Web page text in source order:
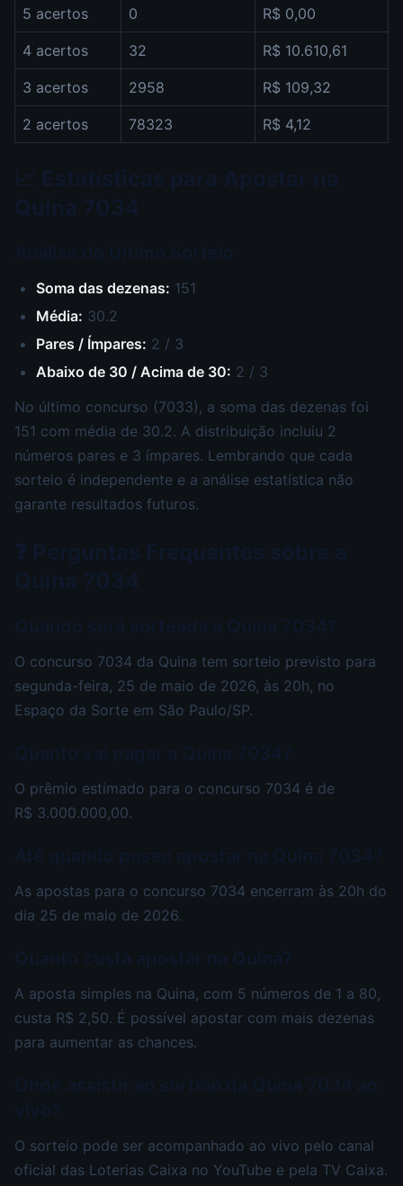
5 acertos 0 R$ 0,00
4 acertos 32 R$ 10.610,61
3 acertos 2958 R$ 109,32
2 acertos 78323 R$ 4,12
Soma das dezenas: 151
Média: 30.2
Pares / Ímpares: 2 / 3
Abaixo de 30 / Acima de 30: 2 / 3
No último concurso (7033), a soma das dezenas foi
151 com média de 30.2. A distribuição incluiu 2
números pares e 3 ímpares. Lembrando que cada
sorteio é independente e a análise estatística não
garante resultados futuros.
O concurso 7034 da Quina tem sorteio previsto para
segunda-feira, 25 de maio de 2026, às 20h, no
Espaço da Sorte em São Paulo/SP.
O prêmio estimado para o concurso 7034 é de
R$ 3.000.000,00.
As apostas para o concurso 7034 encerram às 20h do
dia 25 de maio de 2026.
A aposta simples na Quina, com 5 números de 1 a 80,
custa R$ 2,50. É possível apostar com mais dezenas
para aumentar as chances.
O sorteio pode ser acompanhado ao vivo pelo canal
oficial das Loterias Caixa no YouTube e pela TV Caixa.